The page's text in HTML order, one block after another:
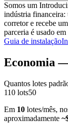
Somos um
indústria financeira:
corretor e recebe
parceria é usado
Guia de instalação
Economia
Quantos lotes
110 lots50
Em 10 lotes/mês,
aproximadamente